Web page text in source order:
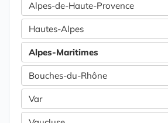
Alpes-de-Haute-Provence
Hautes-Alpes
Alpes-Maritimes
Bouches-du-Rhône
Var